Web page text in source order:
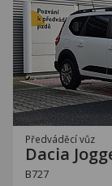
Předváděcí vůz
Dacia
B727